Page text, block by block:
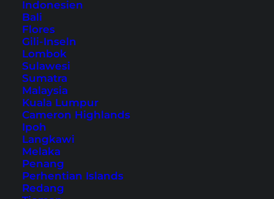
Indonesien
Bali
Flores
Gili-Inseln
Lombok
Sulawesi
Sumatra
Malaysia
Kuala Lumpur
Cameron Highlands
Ipoh
Langkawi
Melaka
Penang
Perhentian Islands
Redang
9 Tipps für Kalgoorlie, die
Stadt im Goldrausch
Inhaltsverzeichnis
Übernachtung in Kalgoorlie – unser
Hoteltipp
1. Super Pit Mine
2. Hannans North Tourist Mine
3. Mount Charlotte Reservoir and Lookout